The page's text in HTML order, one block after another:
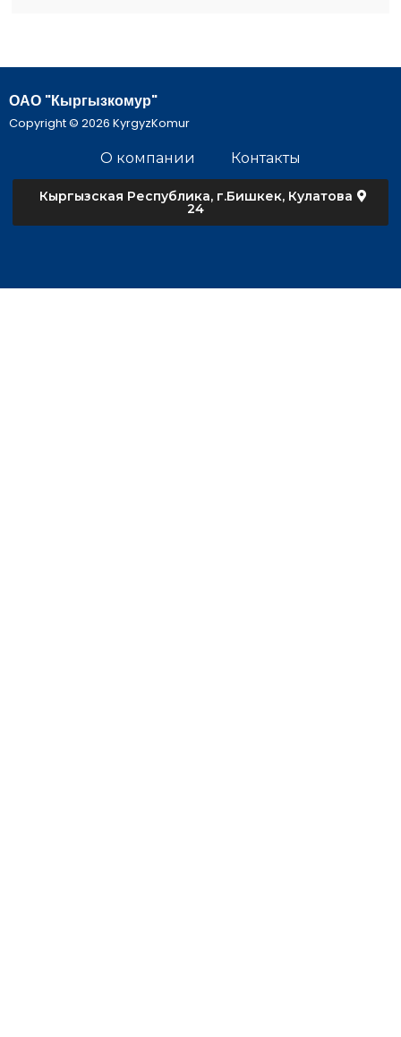
О компании Контакты
Кыргызская Республика, г.Бишкек, Кулатова
24
ОАО "Кыргызкомур"
Copyright © 2026 KyrgyzKomur